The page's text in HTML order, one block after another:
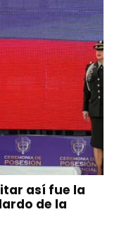
así fue la
de la